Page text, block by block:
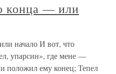
конца — или
начало И вот, что
упарсин», где мене —
положил ему конец; Тепел